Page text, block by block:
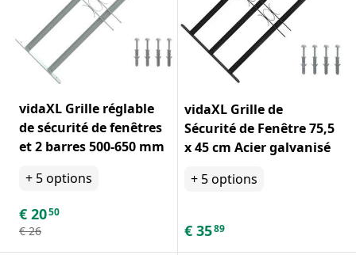
vidaXL Grille réglable
de sécurité de fenêtres
et 2 barres 500-650 mm
+ 5options
€ 2050
€ 26
vidaXL Grille de
Sécurité de Fenêtre 75,5
x 45 cm Acier galvanisé
+ 5options
€ 3589